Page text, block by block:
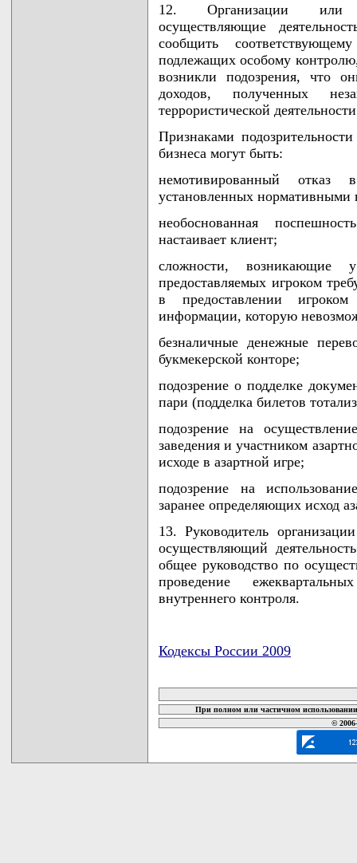
12. Организации или
осуществляющие
сообщить
подлежащих особому
возникли подозрения, что
доходов, полученных
террористической
Признаками
бизнеса могут быть:
немотивированный отказ
установленных нормативными
необоснованная
настаивает клиент;
сложности, возникающие
предоставляемых игроком
в предоставлении игроком
информации, которую
безналичные денежные
букмекерской конторе;
подозрение о подделке
пари (подделка билетов
подозрение на
заведения и участником
исходе в азартной игре;
подозрение на
заранее определяющих исход
13. Руководитель
осуществляющий
общее руководство по
проведение
внутреннего контроля.
Кодексы России 2009
При полном или частичном
©